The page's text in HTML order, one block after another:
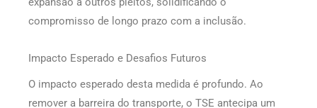
compromisso de longo prazo com a inclusão.
Impacto Esperado e Desafios Futuros
O impacto esperado desta medida é profundo. Ao
remover a barreira do transporte, o TSE antecipa um